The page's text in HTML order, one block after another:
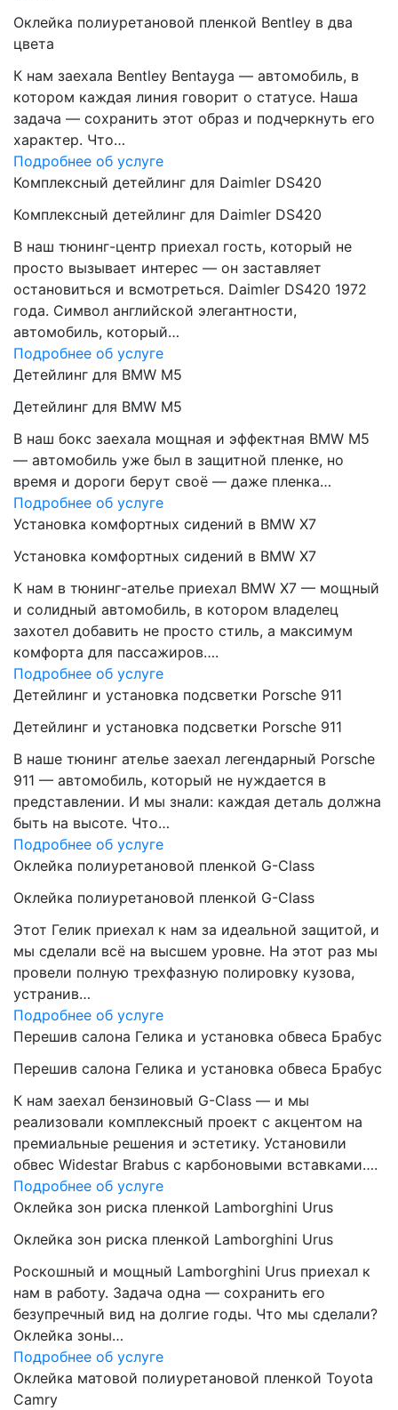
Оклейка полиуретановой пленкой Bentley в два
цвета
К нам заехала Bentley Bentayga — автомобиль, в
котором каждая линия говорит о статусе. Наша
задача — сохранить этот образ и подчеркнуть его
характер. Что…
Подробнее об услуге
Комплексный детейлинг для Daimler DS420
Комплексный детейлинг для Daimler DS420
В наш тюнинг-центр приехал гость, который не
просто вызывает интерес — он заставляет
остановиться и всмотреться. Daimler DS420 1972
года. Символ английской элегантности,
автомобиль, который…
Подробнее об услуге
Детейлинг для BMW M5
Детейлинг для BMW M5
В наш бокс заехала мощная и эффектная BMW M5
— автомобиль уже был в защитной пленке, но
время и дороги берут своё — даже пленка…
Подробнее об услуге
Установка комфортных сидений в BMW X7
Установка комфортных сидений в BMW X7
К нам в тюнинг-ателье приехал BMW X7 — мощный
и солидный автомобиль, в котором владелец
захотел добавить не просто стиль, а максимум
комфорта для пассажиров….
Подробнее об услуге
Детейлинг и установка подсветки Porsche 911
Детейлинг и установка подсветки Porsche 911
В наше тюнинг ателье заехал легендарный Porsche
911 — автомобиль, который не нуждается в
представлении. И мы знали: каждая деталь должна
быть на высоте. Что…
Подробнее об услуге
Оклейка полиуретановой пленкой G-Class
Оклейка полиуретановой пленкой G-Class
Этот Гелик приехал к нам за идеальной защитой, и
мы сделали всё на высшем уровне. На этот раз мы
провели полную трехфазную полировку кузова,
устранив…
Подробнее об услуге
Перешив салона Гелика и установка обвеса Брабус
Перешив салона Гелика и установка обвеса Брабус
К нам заехал бензиновый G-Class — и мы
реализовали комплексный проект с акцентом на
премиальные решения и эстетику. Установили
обвес Widestar Brabus с карбоновыми вставками….
Подробнее об услуге
Оклейка зон риска пленкой Lamborghini Urus
Оклейка зон риска пленкой Lamborghini Urus
Роскошный и мощный Lamborghini Urus приехал к
нам в работу. Задача одна — сохранить его
безупречный вид на долгие годы. Что мы сделали?
Оклейка зоны…
Подробнее об услуге
Оклейка матовой полиуретановой пленкой Toyota
Camry